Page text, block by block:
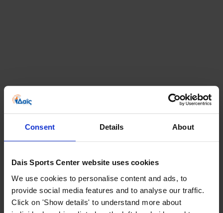
Consent Details About
Dais Sports Center website uses cookies
We use cookies to personalise content and ads, to
provide social media features and to analyse our traffic.
Click on 'Show details' to understand more about